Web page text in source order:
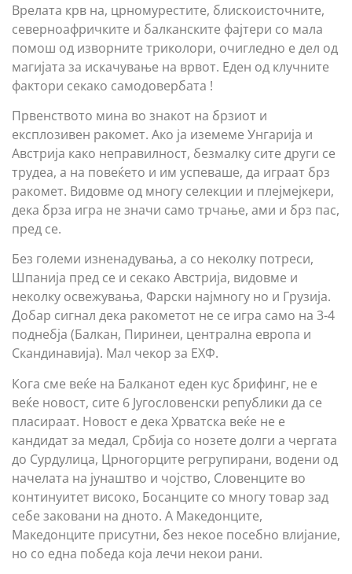
Врелата крв на, црномурестите, блискоисточните,
северноафричките и балканските фајтери со мала
помош од изворните триколори, очигледно е дел од
магијата за искачување на врвот. Еден од клучните
фактори секако самодовербата !
Првенството мина во знакот на брзиот и
експлозивен ракомет. Ако ја иземеме Унгарија и
Австрија како неправилност, безмалку сите други се
трудеа, а на повеќето и им успеваше, да играат брз
ракомет. Видовме од многу селекции и плејмејкери,
дека брза игра не значи само трчање, ами и брз пас,
пред се.
Без големи изненадувања, а со неколку потреси,
Шпанија пред се и секако Австрија, видовме и
неколку освежувања, Фарски најмногу но и Грузија.
Добар сигнал дека ракометот не се игра само на 3-4
поднебја (Балкан, Пиринеи, централна европа и
Скандинавија). Мал чекор за ЕХФ.
Кога сме веќе на Балканот еден кус брифинг, не е
веќе новост, сите 6 Југословенски републики да се
пласираат. Новост е дека Хрватска веќе не е
кандидат за медал, Србија со нозете долги а чергата
до Сурдулица, Црногорците регрупирани, водени од
начелата на јунаштво и чојство, Словенците во
континуитет високо, Босанците со многу товар зад
себе заковани на дното. А Македонците,
Македонците присутни, без некое посебно влијание,
но со една победа која лечи некои рани.